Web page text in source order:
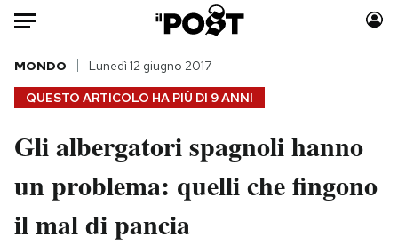
Auto
HOME
Italia
Politica
Tecnologia
Moda
Consumismi
QUESTO ARTICOLO HA PIÙ DI 9 ANNI
MONDO Lunedì 12 giugno 2017
Gli albergatori spagnoli hanno
un problema: quelli che fingono
il mal di pancia